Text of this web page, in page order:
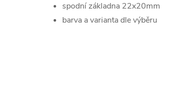
spodní základna 22x20mm
barva a varianta dle výběru